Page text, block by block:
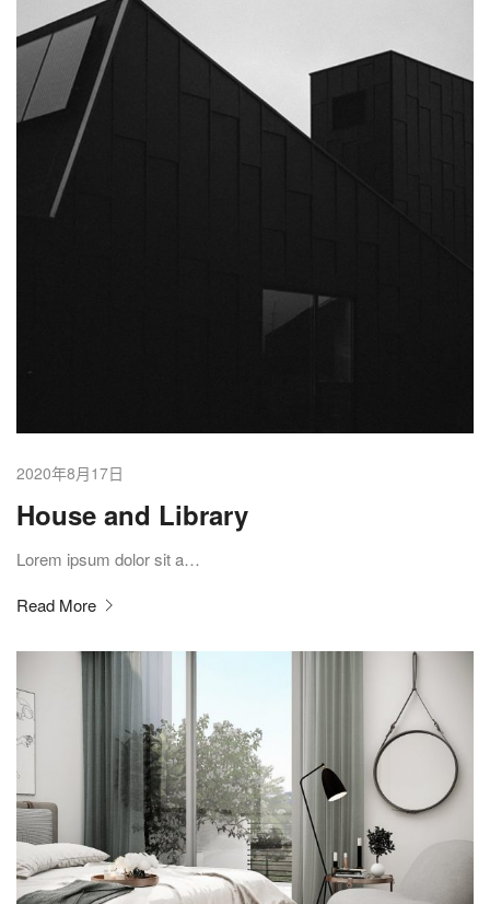
2020年8月17日
House and Library
Lorem ipsum dolor sit a…
Read More